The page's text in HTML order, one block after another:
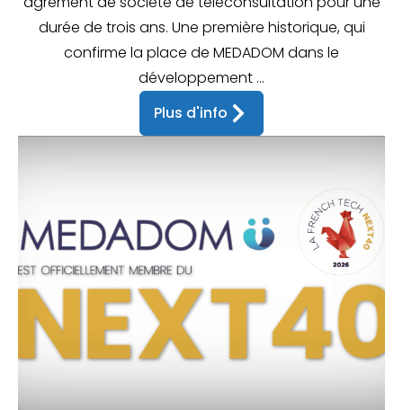
durée de trois ans. Une première historique, qui
confirme la place de MEDADOM dans le
développement ...
Plus d'info